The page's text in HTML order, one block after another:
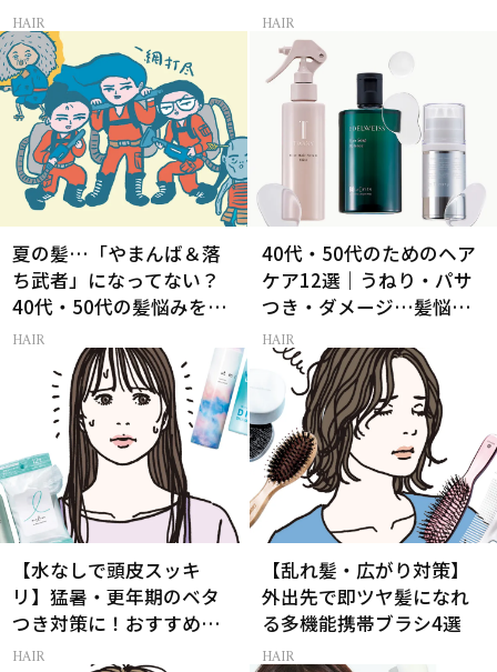
髪ケア
HAIR
ヘアアレンジ」3選
HAIR
夏の髪…「やまんば＆落
ち武者」になってない？
40代・50代の髪悩みをレ
スキューする裏ワザ
HAIR
40代・50代のためのヘア
ケア12選｜うねり・パサ
つき・ダメージ…髪悩み
から選ぶベスコス受賞コ
スメ
HAIR
【水なしで頭皮スッキ
リ】猛暑・更年期のベタ
つき対策に！おすすめ最
新ドライシャンプー4選
HAIR
【乱れ髪・広がり対策】
外出先で即ツヤ髪になれ
る多機能携帯ブラシ4選
HAIR